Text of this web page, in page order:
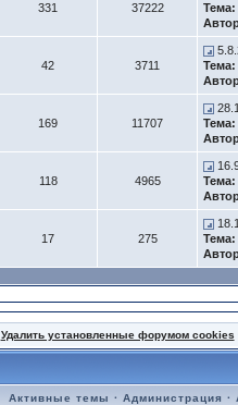
331 37222
Тема:
42 3711
Тема:
169 11707
Тема:
118 4965
Тема:
17 275
Тема:
Удалить установленные форумом cookies
Активные темы ·Администрация ·